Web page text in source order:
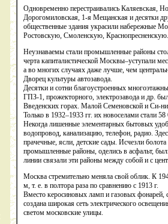
Одновременно перестраивались Каляевская,
Дорогомиловская, 1-я Мещанская и десятки
общественные здания украсили набережные
Ростовскую, Смоленскую, Краснопресненскую.
Неузнаваемы стали промышленные районы
черта капиталистической Москвы–уступали
а во многих случаях даже лучше, чем
Дворец культуры автозавода.
Десятки и сотни благоустроенных
ГПЗ-1, прожекторного, электрозавода и др.
Введенских горах. Малой Семеновской и Си-
Только в 1932–1933 гг. их новоселами стали
Некогда лишенные элементарных бытовых
водопровод, канализацию, телефон, радио.
прачечные, ясли, детские сады. Исчезли
промышленные районы, оделись в асфальт,
линии связали эти районы между собой и с
Москва стремительно меняла свой облик. К
м, т. е. в полтора раза по сравнению с 1913 г.
Вместо керосиновых ламп и газовых
создана широкая сеть электрического
светом московские улицы.